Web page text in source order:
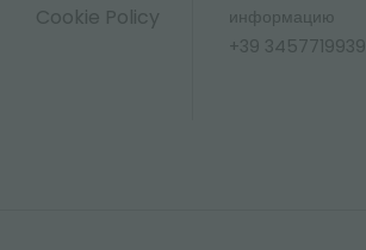
Cookie Policy
информацию
+39 3457719939